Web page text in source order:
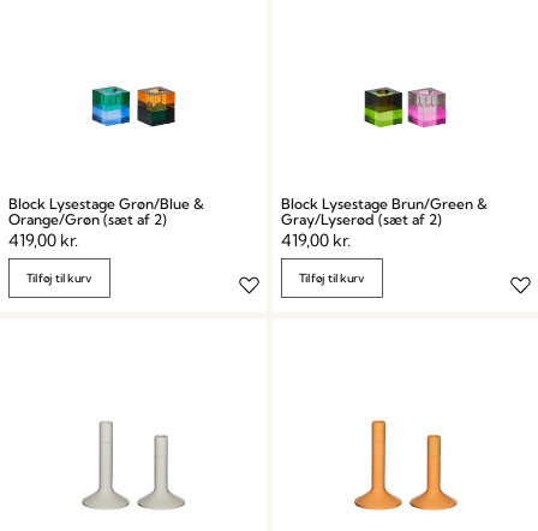
Block Lysestage Grøn/Blue &
Orange/Grøn (sæt af 2)
419,00 kr.
Tilføj til kurv
Block Lysestage Brun/Green &
Gray/Lyserød (sæt af 2)
419,00 kr.
Tilføj til kurv